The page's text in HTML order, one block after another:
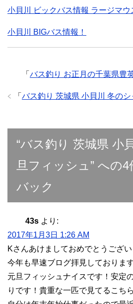
小貝川 ビックバス情報 ラージマ
小貝川 BIGバス情報！
「 バス釣り お正月の千葉県豊
「 バス釣り 茨城県 小貝川 冬の
“バス釣り 茨城県 小
旦フィッシュ” への
バック
43s より:
2017年1月3日 1:26 AM
Kさんあけましておめでとうござい
今年も早速ブログ拝見しておりま
元旦フィッシュナイスです！安定
りです！貴重な一匹で見てるこち